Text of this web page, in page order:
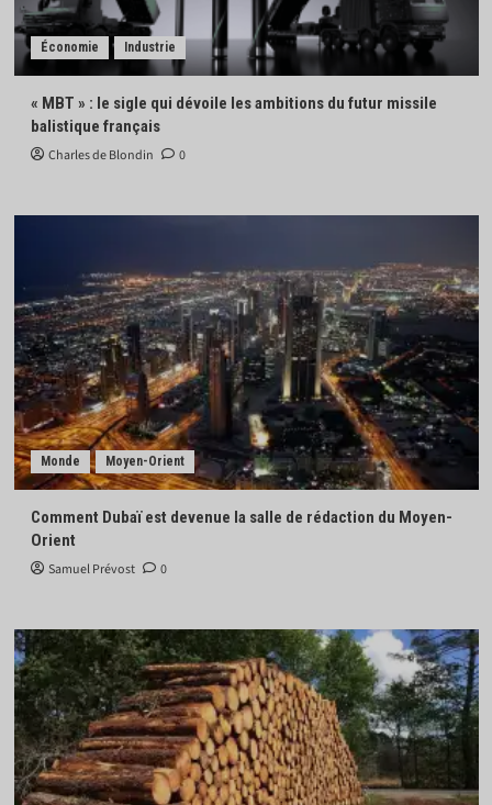
Économie Industrie
« MBT » : le sigle qui dévoile les ambitions du futur missile
balistique français
Charles de Blondin 0
Monde Moyen-Orient
Comment Dubaï est devenue la salle de rédaction du Moyen-
Orient
Samuel Prévost 0